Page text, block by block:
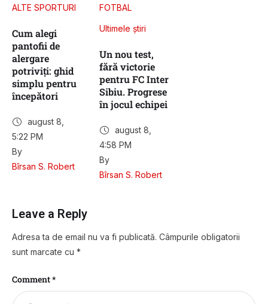
ALTE SPORTURI
Cum alegi
pantofii de
alergare
potriviți: ghid
simplu pentru
începători
august 8
5:22 PM
By
Bîrsan S. Robert
FOTBAL
Ultimele știri
Un nou test,
fără victorie
pentru FC Inter
Sibiu. Progrese
în jocul echipei
august 8
4:58 PM
By
Bîrsan S. Robert
Leave a Reply
Adresa ta de email nu va fi publicată. Câmpurile obligatorii
sunt marcate cu *
Comment *